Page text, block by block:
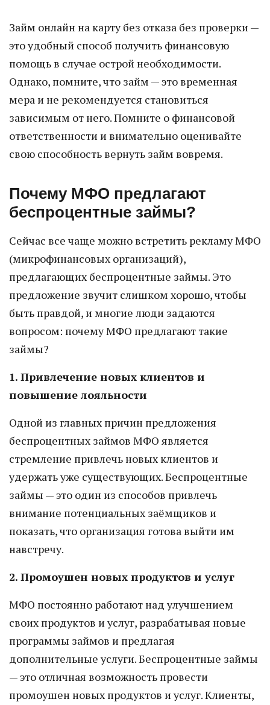
Займ онлайн на карту без отказа без проверки —
это удобный способ получить финансовую
помощь в случае острой необходимости.
Однако, помните, что займ — это временная
мера и не рекомендуется становиться
зависимым от него. Помните о финансовой
ответственности и внимательно оценивайте
свою способность вернуть займ вовремя.
Почему МФО предлагают
беспроцентные займы?
Сейчас все чаще можно встретить рекламу МФО
(микрофинансовых организаций),
предлагающих беспроцентные займы. Это
предложение звучит слишком хорошо, чтобы
быть правдой, и многие люди задаются
вопросом: почему МФО предлагают такие
займы?
1. Привлечение новых клиентов и
повышение лояльности
Одной из главных причин предложения
беспроцентных займов МФО является
стремление привлечь новых клиентов и
удержать уже существующих. Беспроцентные
займы — это один из способов привлечь
внимание потенциальных заёмщиков и
показать, что организация готова выйти им
навстречу.
2. Промоушен новых продуктов и услуг
МФО постоянно работают над улучшением
своих продуктов и услуг, разрабатывая новые
программы займов и предлагая
дополнительные услуги. Беспроцентные займы
— это отличная возможность провести
промоушен новых продуктов и услуг. Клиенты,